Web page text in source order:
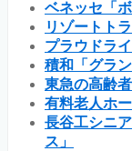
ベネッセ「
リゾートト
プラウドラ
積和「グラン
東急の高齢
有料老人ホ
長谷工シニ
ス」